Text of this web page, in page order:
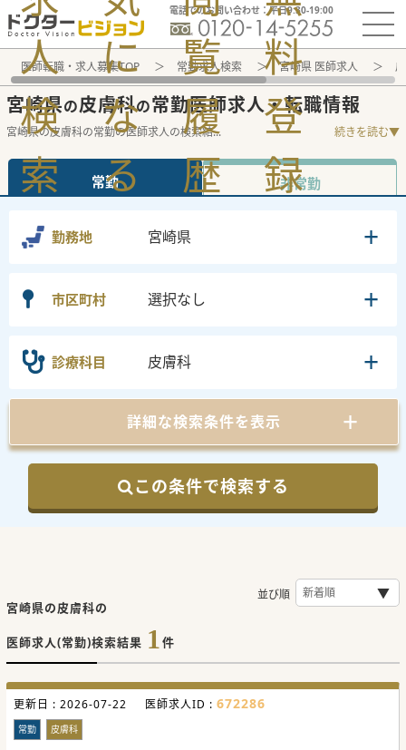
電話でのお問い合わせ：平日9:30-19:00
人
検
索
に
な
る
覧
履
歴
料
登
録
医師転職・求人募集TOP 常勤求人検索 宮崎県 医師求人
宮崎県の皮膚科の常勤医師求人・転職情報
宮崎県の皮膚科の常勤の医師求人の検索結... 続きを読む▼
常勤 非常勤
勤務地 宮崎県
市区町村 選択なし
診療科目 皮膚科
詳細な検索条件を表示
この条件で検索する
宮崎県の皮膚科の
医師求人(常勤)検索結果 1件
並び順
更新日 : 2026-07-22 医師求人ID : 672286
常勤 皮膚科